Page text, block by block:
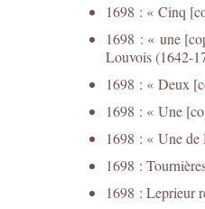
1698 : « Cinq
1698 : « une
Louvois (1642-
1698 : « Deux
1698 : « Une
1698 : « Une
1698 :
1698 : Leprieur